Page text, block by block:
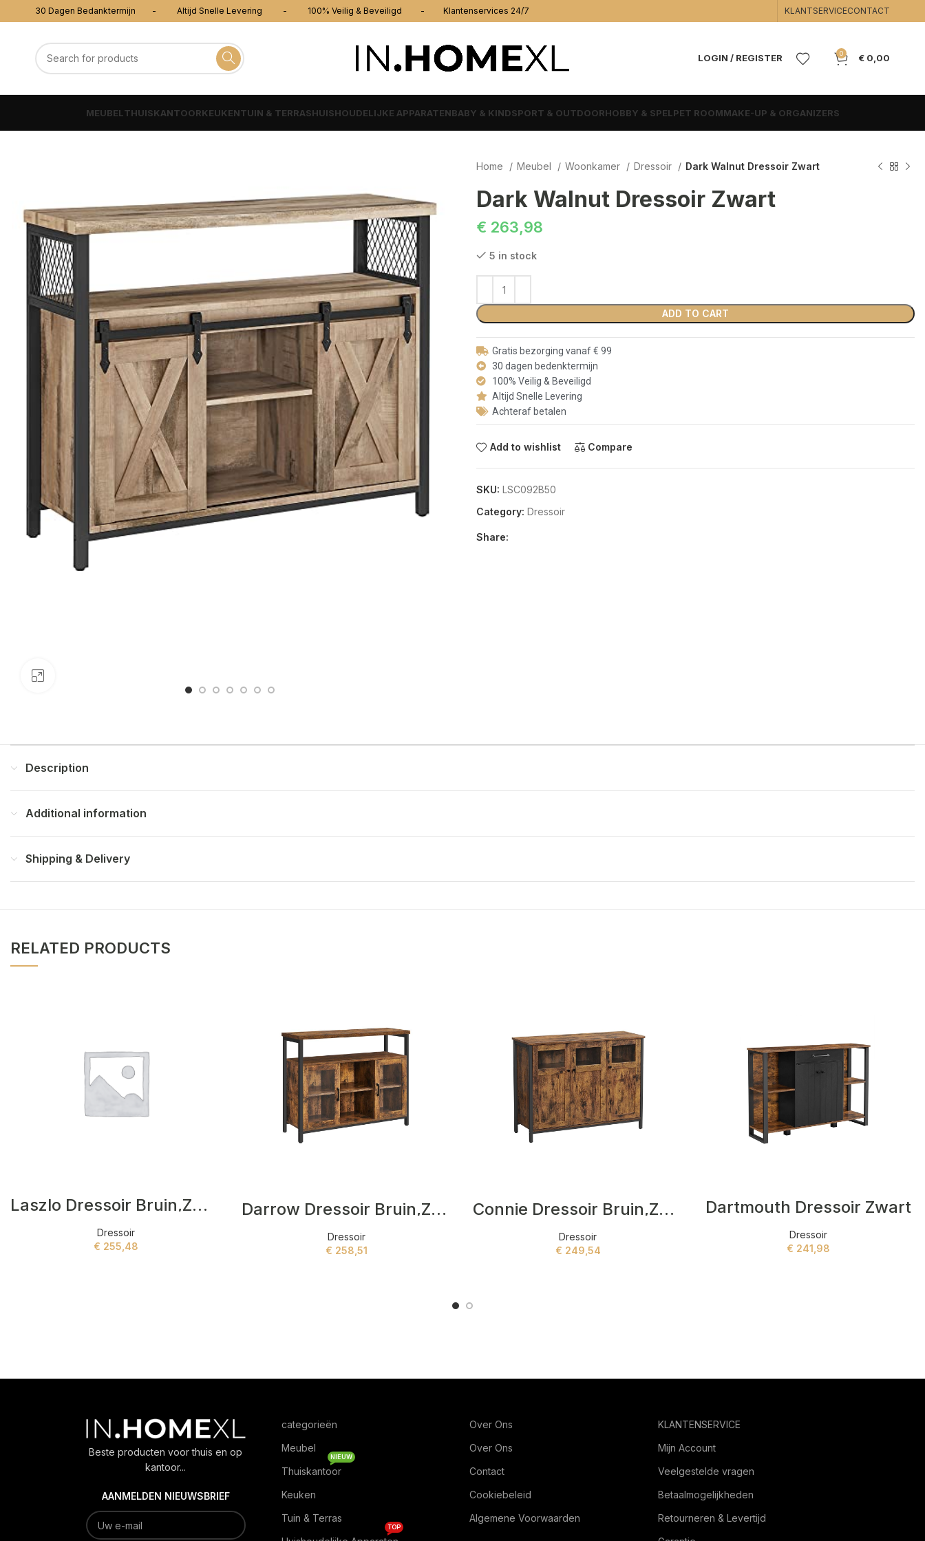
30 Dagen Bedanktermijn - Altijd Snelle Levering - 100% Veilig & Beveiligd - Klantenservices 24/7 KLANTSERVICECONTACT
LOGIN / REGISTER 0 € 0,00
MEUBEL THUISKANTOORKEUKENTUIN & TERRASHUISHOUDELIJKE APPARATENBABY & KINDSPORT & OUTDOORHOBBY & SPEL PET ROOMMAKE-UP & ORGANIZERS
Home Meubel Woonkamer Dressoir Dark Walnut Dressoir Zwart
Dark Walnut Dressoir Zwart
€ 263,98
5 in stock
ADD TO CART
Gratis bezorging vanaf € 99
30 dagen bedenktermijn
100% Veilig & Beveiligd
Altijd Snelle Levering
Achteraf betalen
Add to wishlist Compare
SKU: LSC092B50
Category: Dressoir
Share:
Description
Additional information
Shipping & Delivery
RELATED PRODUCTS
Laszlo Dressoir Bruin,Zwart
Dressoir
€ 255,48
Darrow Dressoir Bruin,Zwart
Dressoir
€ 258,51
Connie Dressoir Bruin,Zwart
Dressoir
€ 249,54
Dartmouth Dressoir Zwart
Dressoir
€ 241,98
Beste producten voor thuis en op
kantoor...
AANMELDEN NIEUWSBRIEF
categorieën
Meubel
Thuiskantoor
NIEUW
Keuken
Tuin & Terras
TOP
Over Ons
Over Ons
Contact
Cookiebeleid
Algemene Voorwaarden
KLANTENSERVICE
Mijn Account
Veelgestelde vragen
Betaalmogelijkheden
Retourneren & Levertijd